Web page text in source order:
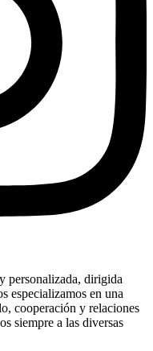
personalizada, dirigida
especializamos en una
cooperación y relaciones
siempre a las diversas